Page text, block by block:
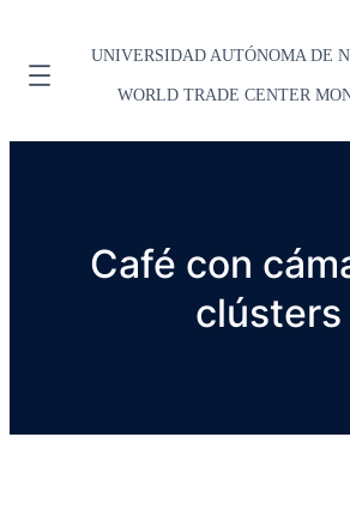
UNIVERSIDAD AUTÓNOMA DE
WORLD TRADE CENTER
Café con
clústers